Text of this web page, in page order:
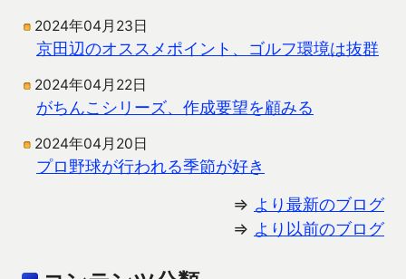
2024年04月23日
京田辺のオススメポイント、ゴルフ環境は抜群
2024年04月22日
がちんこシリーズ、作成要望を顧みる
2024年04月20日
プロ野球が行われる季節が好き
⇒ より最新のブログ
⇒ より以前のブログ